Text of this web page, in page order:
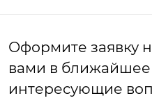
Оформите заявку
вами в ближайшее
интересующие